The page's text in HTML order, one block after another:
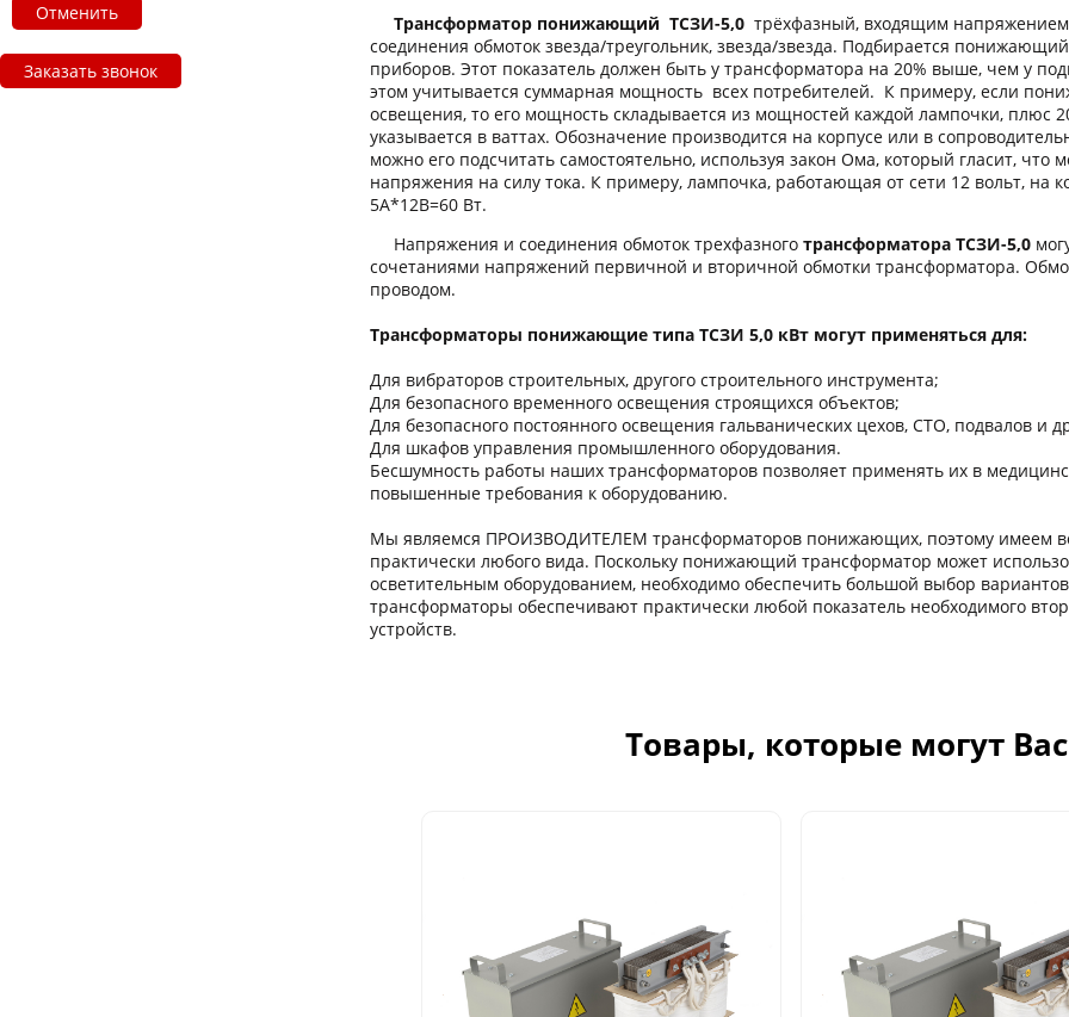
Отменить
Заказать звонок
Трансформатор понижающий ТСЗИ-5,0 трёхфазный, входящим напряжением
соединения обмоток звезда/треугольник, звезда/звезда. Подбирается
приборов. Этот показатель должен быть у трансформатора на 20% выше, чем у
этом учитывается суммарная мощность всех потребителей. К примеру, если
освещения, то его мощность складывается из мощностей каждой лампочки, плюс
указывается в ваттах. Обозначение производится на корпусе или в
можно его подсчитать самостоятельно, используя закон Ома, который гласит, что
напряжения на силу тока. К примеру, лампочка, работающая от сети 12 вольт, на
5А*12В=60 Вт.
Напряжения и соединения обмоток трехфазного трансформатора ТСЗИ-5,0
сочетаниями напряжений первичной и вторичной обмотки трансформатора.
проводом.
Трансформаторы понижающие типа ТСЗИ 5,0 кВт могут применяться для:
Для вибраторов строительных, другого строительного инструмента;
Для безопасного временного освещения строящихся объектов;
Для безопасного постоянного освещения гальванических цехов, СТО, подвалов и
Для шкафов управления промышленного оборудования.
Бесшумность работы наших трансформаторов позволяет применять их в
повышенные требования к оборудованию.
Мы являемся ПРОИЗВОДИТЕЛЕМ трансформаторов понижающих, поэтому имеем
практически любого вида. Поскольку понижающий трансформатор может
осветительным оборудованием, необходимо обеспечить большой выбор
трансформаторы обеспечивают практически любой показатель необходимого
устройств.
Товары, которые могут